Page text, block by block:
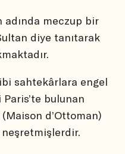
adında meczup bir
diye tanıtarak
sahtekârlara engel
bulunan
(Maison d’Ottoman)